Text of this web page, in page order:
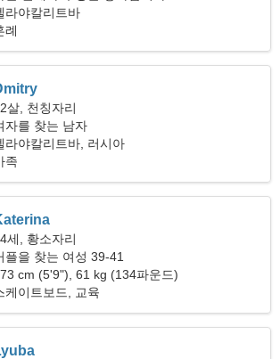
라야칼리트바
례
살, 천칭자리
자를 찾는 남자
라야칼리트바, 러시아
족
세, 황소자리
플을 찾는 여성 39-41
cm (5'9"), 61 kg (134파운드)
케이트보드, 교육